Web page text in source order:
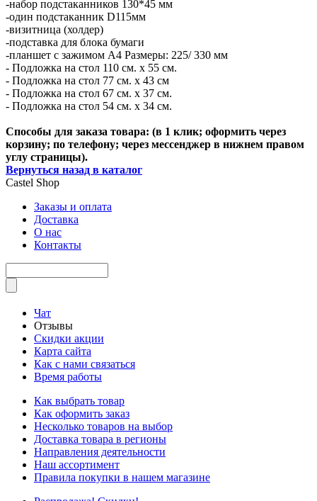
-набор подстаканников 130*45 мм
-один подстаканник D115мм
-визитница (холдер)
-подставка для блока бумаги
-планшет с зажимом А4 Размеры: 225/ 330 мм
- Подложка на стол 110 см. х 55 см.
- Подложка на стол 77 см. х 43 см
- Подложка на стол 67 см. х 37 см.
- Подложка на стол 54 см. х 34 см.
Способы для заказа товара: (в 1 клик; оформить через
корзину; по телефону; через мессенджер в нижнем правом
углу страницы).
Вернуться назад в каталог
Castel Shop
Заказы и оплата
Доставка
О нас
Контакты
Чат
Отзывы
Скидки акции
Карта сайта
Как с нами связаться
Время работы
Как выбрать товар
Как оформить заказ
Несколько товаров на выбор
Доставка товара в регионы
Направления деятельности
Наш ассортимент
Правила покупки в нашем магазине